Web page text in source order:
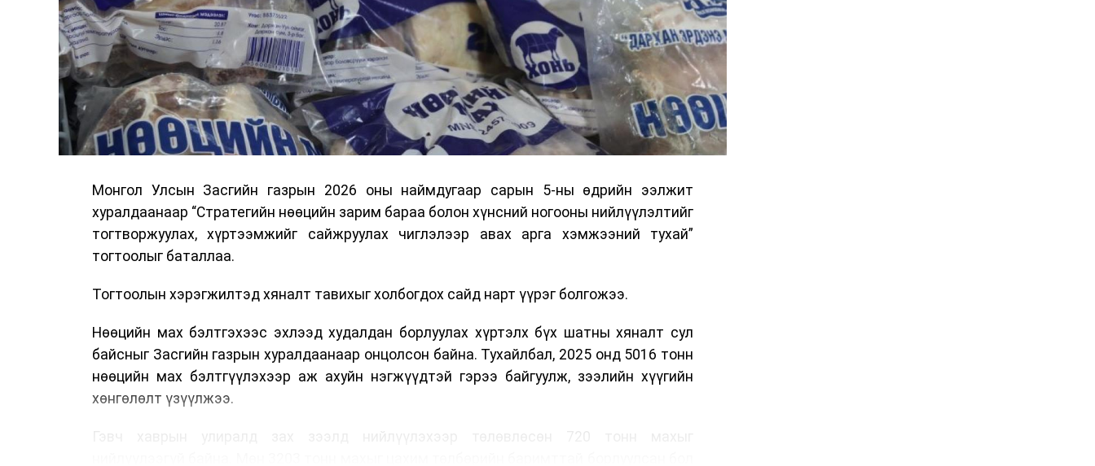
Монгол Улсын Засгийн газрын 2026 оны наймдугаар сарын 5-ны өдрийн ээлжит
хуралдаанаар “Стратегийн нөөцийн зарим бараа болон хүнсний ногооны нийлүүлэлтийг
тогтворжуулах, хүртээмжийг сайжруулах чиглэлээр авах арга хэмжээний тухай”
тогтоолыг баталлаа.
Тогтоолын хэрэгжилтэд хяналт тавихыг холбогдох сайд нарт үүрэг болгожээ.
Нөөцийн мах бэлтгэхээс эхлээд худалдан борлуулах хүртэлх бүх шатны хяналт сул
байсныг Засгийн газрын хуралдаанаар онцолсон байна. Тухайлбал, 2025 онд 5016 тонн
нөөцийн мах бэлтгүүлэхээр аж ахуйн нэгжүүдтэй гэрээ байгуулж, зээлийн хүүгийн
хөнгөлөлт үзүүлжээ.